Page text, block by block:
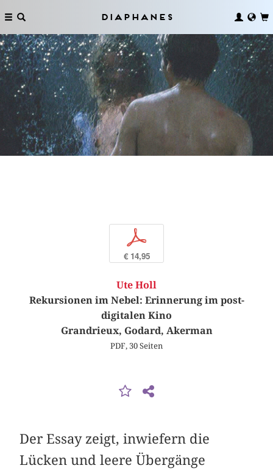
Diaphanes
p
€ 14,95
Ute Holl
Rekursionen im Nebel: Erinnerung im post-
digitalen Kino
Grandrieux, Godard, Akerman
PDF, 30 Seiten
Der Essay zeigt, inwiefern die
Lücken und leere Übergänge